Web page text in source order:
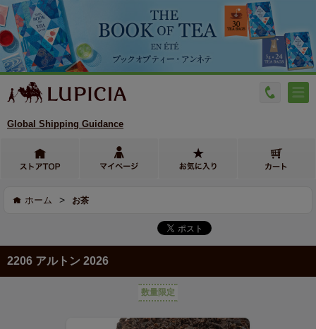
Global Shipping Guidance
ホーム > お茶
2206 アルトン 2026
数量限定